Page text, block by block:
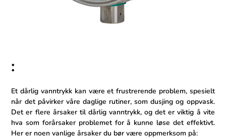
:
Et⁢ dårlig vanntrykk kan være ‌et​ frustrerende problem,​ spesielt
når det påvirker våre daglige rutiner, som dusjing og oppvask.
Det er flere årsaker til dårlig vanntrykk, og det er viktig å ⁢vite
hva som forårsaker problemet‌ for å kunne løse det effektivt.
Her er⁤ noen vanlige årsaker du bør være oppmerksom på: